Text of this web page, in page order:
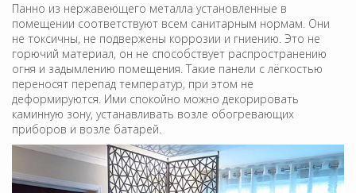
Панно из нержавеющего металла установленные в
помещении соответствуют всем санитарным нормам. Они
не токсичны, не подвержены коррозии и гниению. Это не
горючий материал, он не способствует распространению
огня и задымлению помещения. Такие панели с лёгкостью
переносят перепад температур, при этом не
деформируются. Ими спокойно можно декорировать
каминную зону, устанавливать возле обогревающих
приборов и возле батарей.